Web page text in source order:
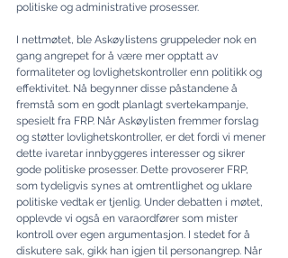
politiske og administrative prosesser.
I nettmøtet, ble Askøylistens gruppeleder nok en
gang angrepet for å være mer opptatt av
formaliteter og lovlighetskontroller enn politikk og
effektivitet. Nå begynner disse påstandene å
fremstå som en godt planlagt svertekampanje,
spesielt fra FRP. Når Askøylisten fremmer forslag
og støtter lovlighetskontroller, er det fordi vi mener
dette ivaretar innbyggeres interesser og sikrer
gode politiske prosesser. Dette provoserer FRP,
som tydeligvis synes at omtrentlighet og uklare
politiske vedtak er tjenlig. Under debatten i møtet,
opplevde vi også en varaordfører som mister
kontroll over egen argumentasjon. I stedet for å
diskutere sak, gikk han igjen til personangrep. Når